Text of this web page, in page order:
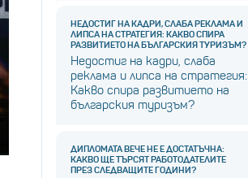
НЕДОСТИГ НА КАДРИ, СЛАБА РЕКЛАМА И
ЛИПСА НА СТРАТЕГИЯ: КАКВО СПИРА
РАЗВИТИЕТО НА БЪЛГАРСКИЯ ТУРИЗЪМ?
Недостиг на кадри, слаба
реклама и липса на стратегия:
Какво спира развитието на
българския туризъм?
ДИПЛОМАТА ВЕЧЕ НЕ Е ДОСТАТЪЧНА:
КАКВО ЩЕ ТЪРСЯТ РАБОТОДАТЕЛИТЕ
ПРЕЗ СЛЕДВАЩИТЕ ГОДИНИ?